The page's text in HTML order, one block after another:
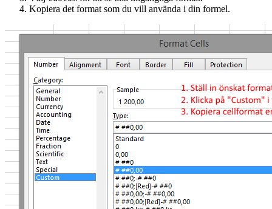
Kopiera det format som du vill använda i din formel.